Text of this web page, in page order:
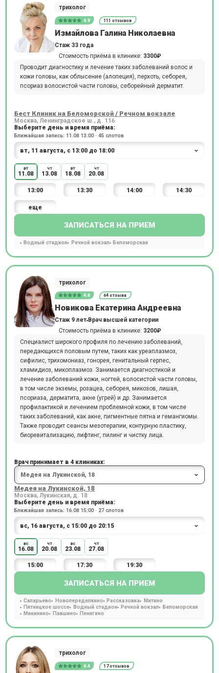
трихолог
4.9 111 отзывов
Измайлова Галина Николаевна
Стаж 33 года
Стоимость приёма в клинике: 3300₽
Проводит диагностику и лечение таких заболеваний волос и
кожи головы, как облысение (алопеция), перхоть, себорея,
псориаз волосистой части головы, себорейный дерматит.
Бест Клиник на Беломорской / Речном вокзале
Москва, Ленинградское ш., д. 116
Выберите день и время приёма:
Ближайшая запись: 11.08 13:00 · 45 слотов
вт
11.08
чт
13.08
вт
18.08
чт
20.08
13:00 13:30 14:00 14:30
еще
ЗАПИСАТЬСЯ НА ПРИЕМ
Водный стадион Речной вокзал Беломорская
трихолог
4.8 64 отзыва
Новикова Екатерина Андреевна
Стаж 9 лет Врач высшей категории
Стоимость приёма в клинике: 3200₽
Специалист широкого профиля по лечению заболеваний,
передающихся половым путем, таких как уреаплазмоз,
сифилис, трихомониаз, гонорея, генитальный герпес,
хламидиоз, микоплазмоз. Занимается диагностикой и
лечение заболеваний кожи, ногтей, волосистой части головы,
в том числе экземы, розацеа, себорея, микозов, лишая,
псориаза, дерматита, акне (угрей) и др. Занимается
профилактикой и лечением проблемной кожи, в том числе
таких заболеваний, как акне, пигментные пятна и гемангиомы.
Также проводит сеансы мезотерапии, контурную пластику,
биоревитализацию, лифтинг, пилинг и чистку лица.
Врач принимает в 4 клиниках:
Медея на Лукинской, 18
Москва, Лукинская, д. 18
Выберите день и время приёма:
Ближайшая запись: 16.08 15:00 · 27 слотов
вс
16.08
чт
20.08
вс
23.08
чт
27.08
15:00 17:30 19:30
ЗАПИСАТЬСЯ НА ПРИЕМ
Саларьево Новопеределкино Рассказовка
Митино
Пятницкое шоссе
Водный стадион Речной вокзал
Беломорская
Мякинино
Павшино Пенягино
трихолог
4.4 17 отзывов